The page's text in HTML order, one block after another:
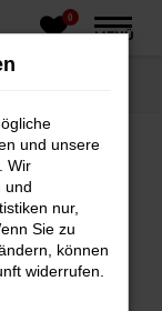
0
MENÜ
können:
und unsere
Wir
und
nur,
Sie zu
können
widerrufen.